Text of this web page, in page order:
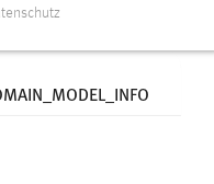
grundlegende
Funktion der